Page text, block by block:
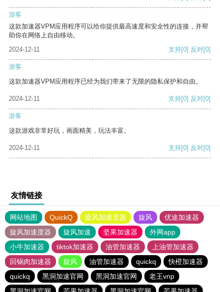
游客
这款加速器VPM应用程序可以给你提供最高速度和安全性的连接，并帮
助你在网络上自由移动。
2024-12-11
支持[0] 反对[0]
游客
这款加速器VPM应用程序已经为我们带来了无限的隐私保护和自由。
2024-12-11 支持[0] 反对[0]
游客
这款游戏非常好玩，画面精美，玩法丰富。
2024-12-11 支持[0] 反对[0]
友情链接
网站地图 QuickQ 旋风加速度器 旋风
优途加速器
旋风加速度器
旋风加速 坚果加速器
外网app
小牛加速器
tiktok加速器 油管加速器
上油管加速器
回锅肉加速器
旋风 油管加速器 quickq
快橙加速器
quickq
黑洞加速官网 黑洞加速官网
老王vnp